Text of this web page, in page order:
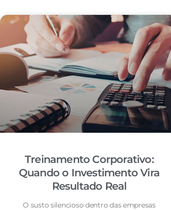
Treinamento Corporativo:
Quando o Investimento Vira
Resultado Real
O susto silencioso dentro das empresas